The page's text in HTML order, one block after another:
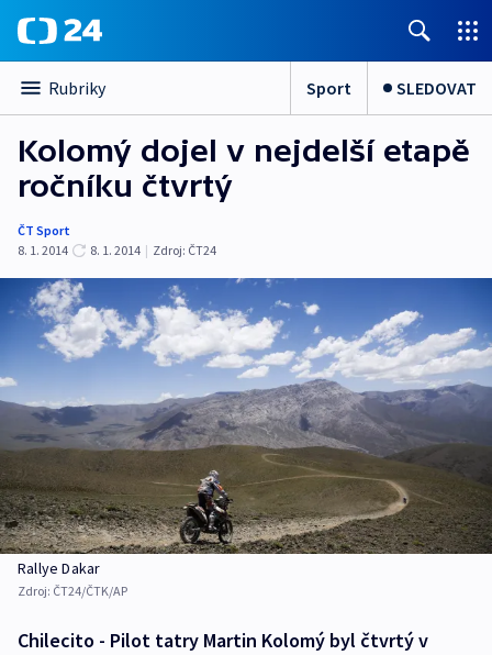
Rubriky Sport SLEDOVAT
Kolomý dojel v nejdelší etapě
ročníku čtvrtý
ČT Sport
8. 1. 2014
8. 1. 2014 | Zdroj: ČT24
Rallye Dakar
Zdroj: ČT24/ČTK/AP
Chilecito - Pilot tatry Martin Kolomý byl čtvrtý v